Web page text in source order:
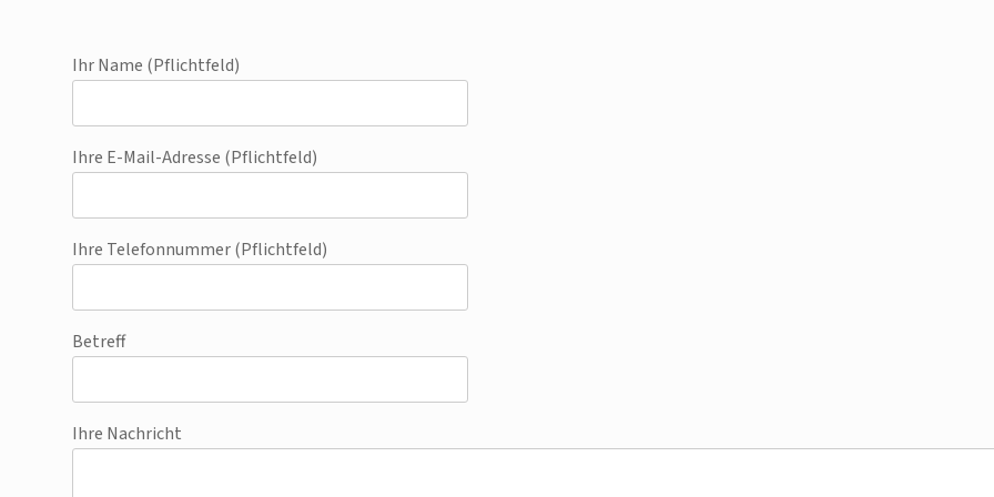
Ihr Name (Pflichtfeld)
Ihre E-Mail-Adresse (Pflichtfeld)
Ihre Telefonnummer (Pflichtfeld)
Betreff
Ihre Nachricht